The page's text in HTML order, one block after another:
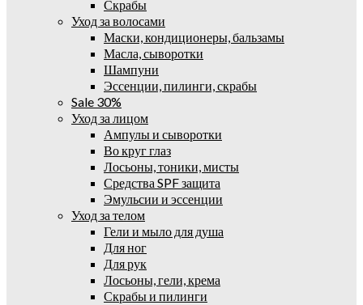
Скрабы
Уход за волосами
Маски, кондиционеры, бальзамы
Масла, сыворотки
Шампуни
Эссенции, пилинги, скрабы
Sale 30%
Уход за лицом
Ампулы и сыворотки
Во круг глаз
Лосьоны, тоники, мисты
Средства SPF защита
Эмульсии и эссенции
Уход за телом
Гели и мыло для душа
Для ног
Для рук
Лосьоны, гели, крема
Скрабы и пилинги